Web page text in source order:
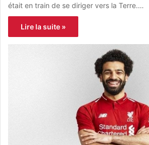
était en train de se diriger vers la Terre.…
Lire la suite »